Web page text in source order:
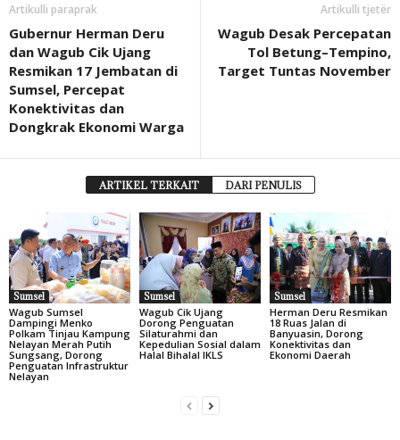
Artikulli paraprak
Gubernur Herman Deru
dan Wagub Cik Ujang
Resmikan 17 Jembatan di
Sumsel, Percepat
Konektivitas dan
Dongkrak Ekonomi Warga
Artikulli tjetër
Wagub Desak Percepatan
Tol Betung–Tempino,
Target Tuntas November
ARTIKEL TERKAIT DARI PENULIS
Sumsel
Wagub Sumsel
Dampingi Menko
Polkam Tinjau Kampung
Nelayan Merah Putih
Sungsang, Dorong
Penguatan Infrastruktur
Nelayan
Sumsel
Wagub Cik Ujang
Dorong Penguatan
Silaturahmi dan
Kepedulian Sosial dalam
Halal Bihalal IKLS
Sumsel
Herman Deru Resmikan
18 Ruas Jalan di
Banyuasin, Dorong
Konektivitas dan
Ekonomi Daerah